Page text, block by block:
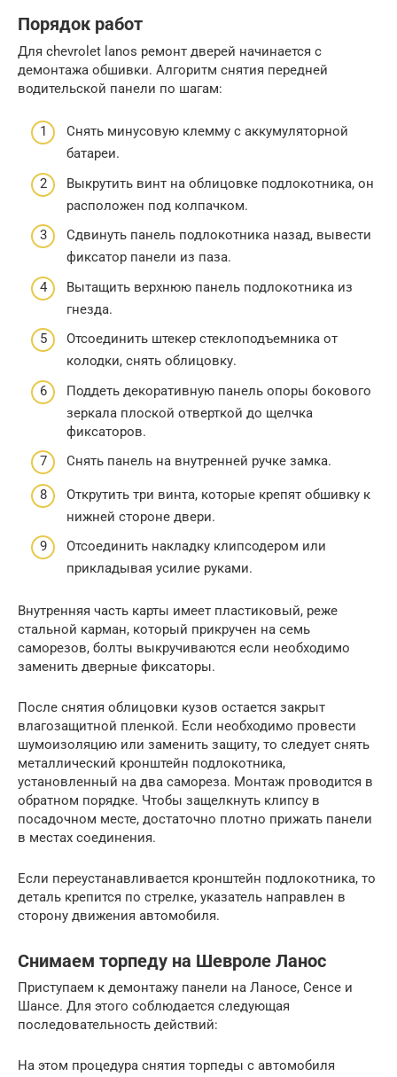
Порядок работ
Для chevrolet lanos ремонт дверей начинается с
демонтажа обшивки. Алгоритм снятия передней
водительской панели по шагам:
Снять минусовую клемму с аккумуляторной
батареи.
Выкрутить винт на облицовке подлокотника, он
расположен под колпачком.
Сдвинуть панель подлокотника назад, вывести
фиксатор панели из паза.
Вытащить верхнюю панель подлокотника из
гнезда.
Отсоединить штекер стеклоподъемника от
колодки, снять облицовку.
Поддеть декоративную панель опоры бокового
зеркала плоской отверткой до щелчка
фиксаторов.
Снять панель на внутренней ручке замка.
Открутить три винта, которые крепят обшивку к
нижней стороне двери.
Отсоединить накладку клипсодером или
прикладывая усилие руками.
Внутренняя часть карты имеет пластиковый, реже
стальной карман, который прикручен на семь
саморезов, болты выкручиваются если необходимо
заменить дверные фиксаторы.
После снятия облицовки кузов остается закрыт
влагозащитной пленкой. Если необходимо провести
шумоизоляцию или заменить защиту, то следует снять
металлический кронштейн подлокотника,
установленный на два самореза. Монтаж проводится в
обратном порядке. Чтобы защелкнуть клипсу в
посадочном месте, достаточно плотно прижать панели
в местах соединения.
Если переустанавливается кронштейн подлокотника, то
деталь крепится по стрелке, указатель направлен в
сторону движения автомобиля.
Снимаем торпеду на Шевроле Ланос
Приступаем к демонтажу панели на Ланосе, Сенсе и
Шансе. Для этого соблюдается следующая
последовательность действий:
На этом процедура снятия торпеды с автомобиля